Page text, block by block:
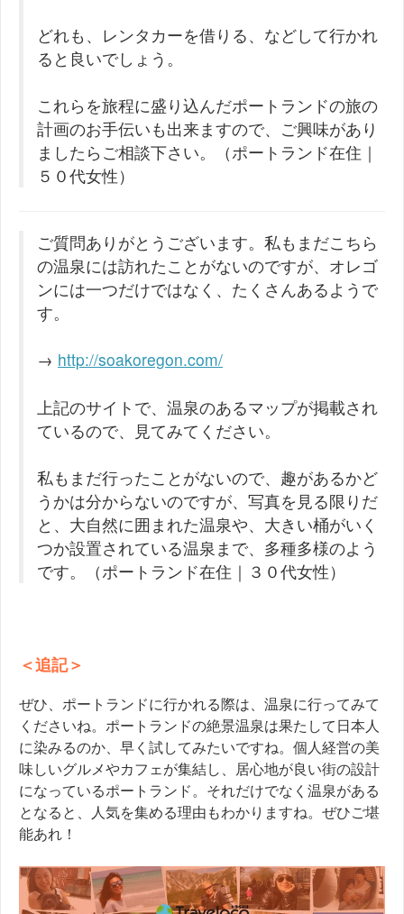
どれも、レンタカーを借りる、などして行かれ
ると良いでしょう。
これらを旅程に盛り込んだポートランドの旅の
計画のお手伝いも出来ますので、ご興味があり
ましたらご相談下さい。（ポートランド在住｜
５０代女性）
ご質問ありがとうございます。私もまだこちら
の温泉には訪れたことがないのですが、オレゴ
ンには一つだけではなく、たくさんあるようで
す。
→ http://soakoregon.com/
上記のサイトで、温泉のあるマップが掲載され
ているので、見てみてください。
私もまだ行ったことがないので、趣があるかど
うかは分からないのですが、写真を見る限りだ
と、大自然に囲まれた温泉や、大きい桶がいく
つか設置されている温泉まで、多種多様のよう
です。（ポートランド在住｜３０代女性）
＜追記＞
ぜひ、ポートランドに行かれる際は、温泉に行ってみて
くださいね。ポートランドの絶景温泉は果たして日本人
に染みるのか、早く試してみたいですね。個人経営の美
味しいグルメやカフェが集結し、居心地が良い街の設計
になっているポートランド。それだけでなく温泉がある
となると、人気を集める理由もわかりますね。ぜひご堪
能あれ！